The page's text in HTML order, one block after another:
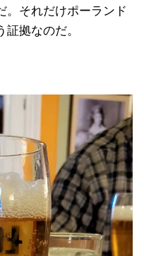
。それだけポーランド
拠なのだ。